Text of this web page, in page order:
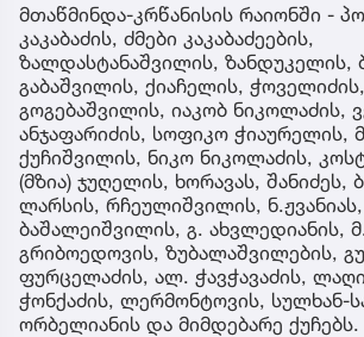
მთაწმინდა-კრწანისის რაიონში -
კაკაბაძის, ძმები კაკაბაძეების,
ზალდასტანაშვილის, ზანდუკელის,
გაბაშვილის, ქიაჩელის,
გოგებაშვილის, იაკობ ნიკოლაძის,
ანჯაფარიძის, სოფიკო ჭიაურელის,
ქუჩიშვილის, ნიკო ნიკოლაძის,
(მზია) ჯუღელის, ხორავას, შანიძეს,
ლარსის, რჩეულიშვილის,
ბაშალეიშვილის, გ. ახვლედიანის,
გრიბოედოვის, ზუბალაშვილების,
ფურცელაძის, ალ. ჭავჭავაძის,
ჭონქაძის, ლერმონტოვის, სულხან-
ორბელიანის და მიმდებარე ქუჩებს.